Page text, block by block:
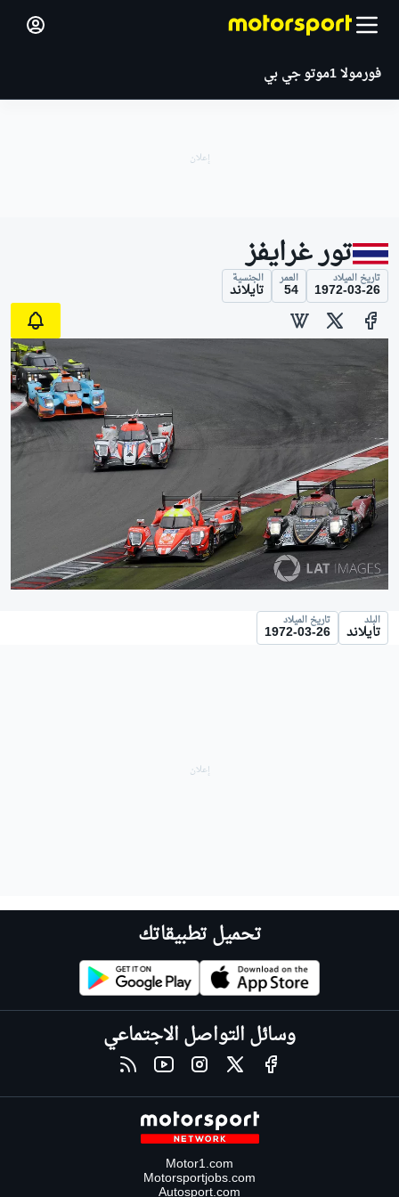
فورمولا 1 موتو جي بي
تور غرايفز
تاريخ الميلاد
1972-03-26
العمر
54
الجنسية
تايلاند
البلد
تايلاند
تاريخ الميلاد
1972-03-26
تحميل تطبيقاتك
وسائل التواصل الاجتماعي
Motor1.com
Motorsportjobs.com